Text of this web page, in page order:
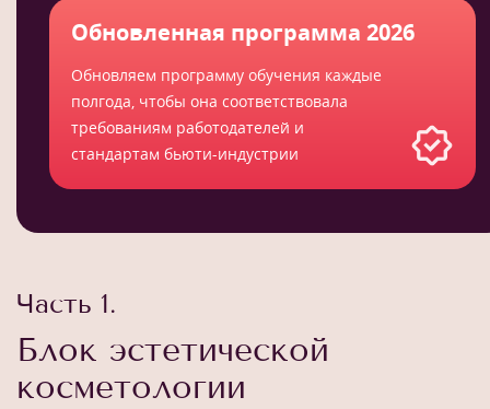
Обновленная программа 2026
Обновляем программу обучения каждые
полгода, чтобы она соответствовала
требованиям работодателей и
стандартам бьюти-индустрии
Часть 1.
Блок эстетической
косметологии